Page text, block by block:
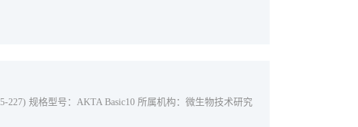
227) 规格型号：AKTA Basic10 所属机构：微生物技术研究